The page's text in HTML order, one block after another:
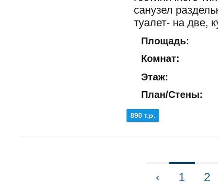
санузел
туалет- на две,
Площадь:
Комнат:
Этаж:
План/Стены:
890 т.р.
‹ 1 2